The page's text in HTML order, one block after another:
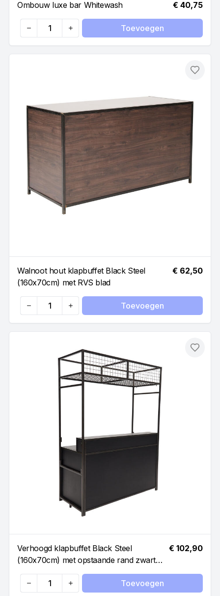
Ombouw luxe bar Whitewash € 40,75
Quantity
Toevoegen
Walnoot hout klapbuffet Black Steel
(160x70cm) met RVS blad
€ 62,50
Quantity
Toevoegen
Verhoogd klapbuffet Black Steel
(160x70cm) met opstaande rand zwart
inclusief buffet bovenbouw
€ 102,90
Quantity
Toevoegen